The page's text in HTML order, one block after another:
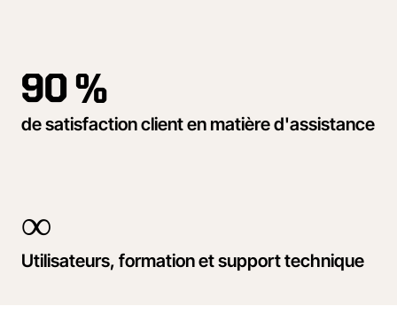
90 %
de satisfaction client en matière d'assistance
∞
Utilisateurs, formation et support technique